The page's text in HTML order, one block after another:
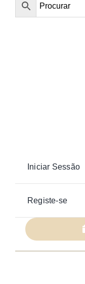
Iniciar Sessão
Registe-se